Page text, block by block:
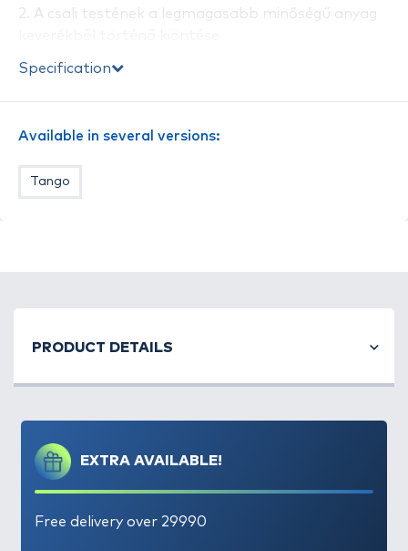
2. A csali testének a legmagasabb minőségű anyag
részén
folyamatosan rezegnek, és a legválogatósabb
szemeiis elősegítik a természetes hal imitálását.
Specification
Available in several versions:
Tango
EXTRA AVAILABLE!
Free delivery over 29990
PRODUCT DETAILS